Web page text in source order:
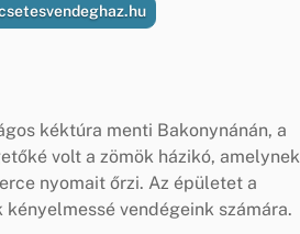
kéktúra menti Bakonynánán, a
volt a zömök házikó, amelynek
nyomait őrzi. Az épületet a
vendégeink számára.